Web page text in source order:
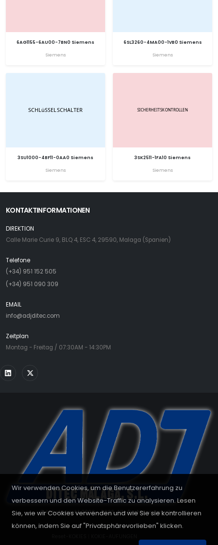
Wir verwenden Cookies, um die Benutzererfahrung zu
verbessern und den Website-Traffic zu analysieren. Lesen
Sie, wie wir Cookies verwenden und wie Sie sie kontrollieren
können, indem Sie auf "Privatsphärevorlieben" klicken.
6AG1155-6AU00-7BN0 Siemens
Siemens
6SL3260-4MA00-1VB0 Siemens
Siemens
3SU1000-4BF11-0AA0 Siemens
Siemens
3SK2511-1FA10 Siemens
Siemens
KONTAKTINFORMATIONEN
DIREKTION
Calle Marie Curie 9, BLQ 4, ESC 4, 29590, Malaga (Spanien)
Telefone
(+34) 951 152 505
(+34) 951 090 309
EMAIL
info@adjditec.com
Zeitplan
Montag - Freitag / 07:30AM - 14:30PM
© Urheberrecht 2008 - 2026. Alle Rechte vorbehalten.